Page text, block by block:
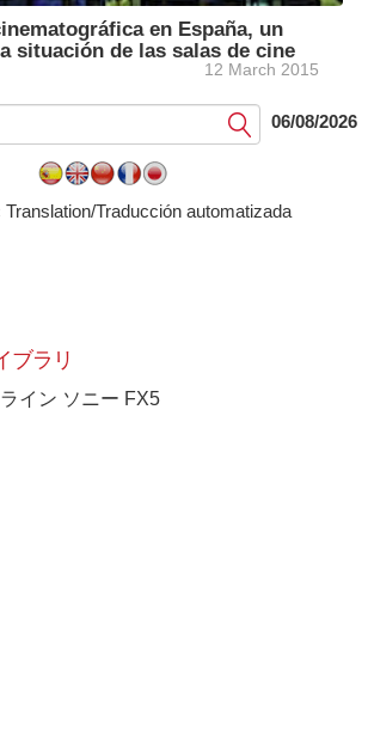
en España, un
situación de las salas de cine
12 March 2015
提
出
06/08/2026
Traducción automatizada
ブラリ
イン ソニー FX5